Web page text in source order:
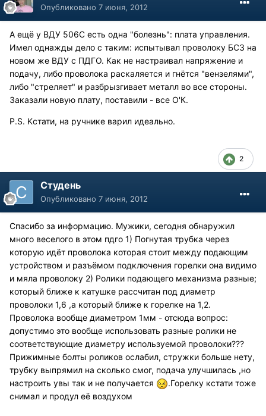
Опубликовано 7 июня, 2012
А ещё у ВДУ 506С есть одна "болезнь": плата управления.
Имел однажды дело с таким: испытывал проволоку БСЗ на
новом же ВДУ с ПДГО. Как не настраивал напряжение и
подачу, либо проволока раскаляется и гнётся "вензелями",
либо "стреляет" и разбрызгивает металл во все стороны.
Заказали новую плату, поставили - все О'К.
P.S. Kстати, на ручнике варил идеально.
2
Студень
Опубликовано 7 июня, 2012
Спасибо за информацию. Мужики, сегодня обнаружил
много веселого в этом пдго 1) Погнутая трубка через
которую идёт проволока которая стоит между подающим
устройством и разъёмом подключения горелки она видимо
и мяла проволоку 2) Ролики подающего механизма разные;
который ближе к катушке рассчитан под диаметр
проволоки 1,6 ,а который ближе к горелке на 1,2.
Проволока вообще диаметром 1мм - отсюда вопрос:
допустимо это вообще использовать разные ролики не
соответствующие диаметру используемой проволоки???
Прижимные болты роликов ослабил, стружки больше нету,
трубку выпрямил на сколько смог, подача улучшилась ,но
настроить увы так и не получается
.Горелку кстати тоже
снимал и продул её воздухом